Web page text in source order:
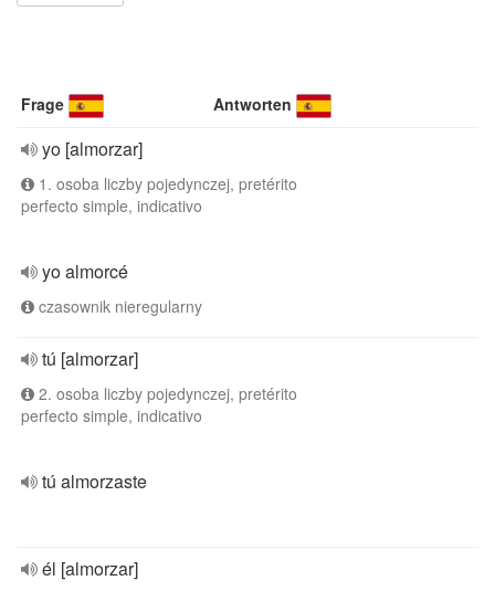
Frage Antworten
yo [almorzar]
1. osoba liczby pojedynczej, pretérito
perfecto simple, indicativo
yo almorcé
czasownik nieregularny
tú [almorzar]
2. osoba liczby pojedynczej, pretérito
perfecto simple, indicativo
tú almorzaste
él [almorzar]